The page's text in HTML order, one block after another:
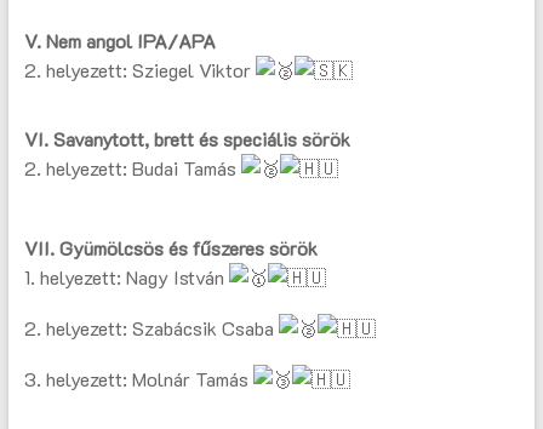
V. Nem angol IPA/APA
2. helyezett: Sziegel Viktor
VI. Savanytott, brett és speciális sörök
2. helyezett: Budai Tamás
VII. Gyümölcsös és fűszeres sörök
1. helyezett: Nagy István
2. helyezett: Szabácsik Csaba
3. helyezett: Molnár Tamás